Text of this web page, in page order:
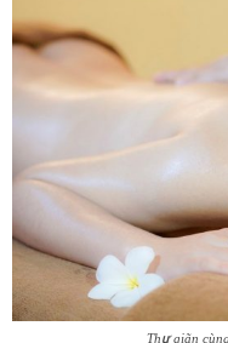
Thư giãn